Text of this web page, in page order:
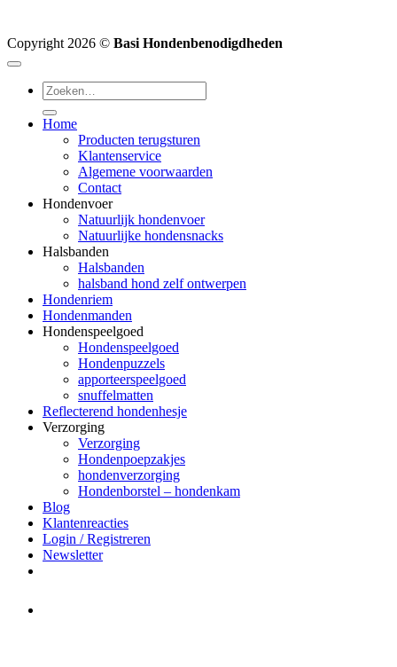
Copyright 2026 © Basi Hondenbenodigdheden
Zoeken
naar:
Home
Producten terugsturen
Klantenservice
Algemene voorwaarden
Contact
Hondenvoer
Natuurlijk hondenvoer
Natuurlijke hondensnacks
Halsbanden
Halsbanden
halsband hond zelf ontwerpen
Hondenriem
Hondenmanden
Hondenspeelgoed
Hondenspeelgoed
Hondenpuzzels
apporteerspeelgoed
snuffelmatten
Reflecterend hondenhesje
Verzorging
Verzorging
Hondenpoepzakjes
hondenverzorging
Hondenborstel – hondenkam
Blog
Klantenreacties
Login / Registreren
Newsletter